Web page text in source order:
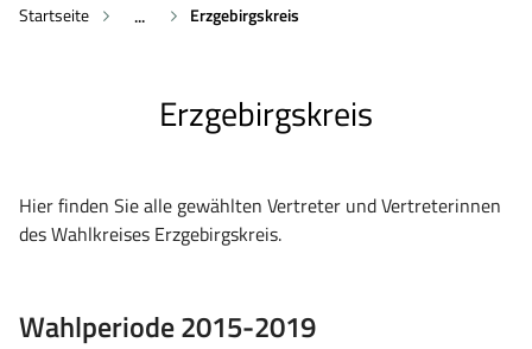
Startseite ... Erzgebirgskreis
Erzgebirgskreis
Hier finden Sie alle gewählten Vertreter und Vertreterinnen
des Wahlkreises Erzgebirgskreis.
Wahlperiode 2015-2019